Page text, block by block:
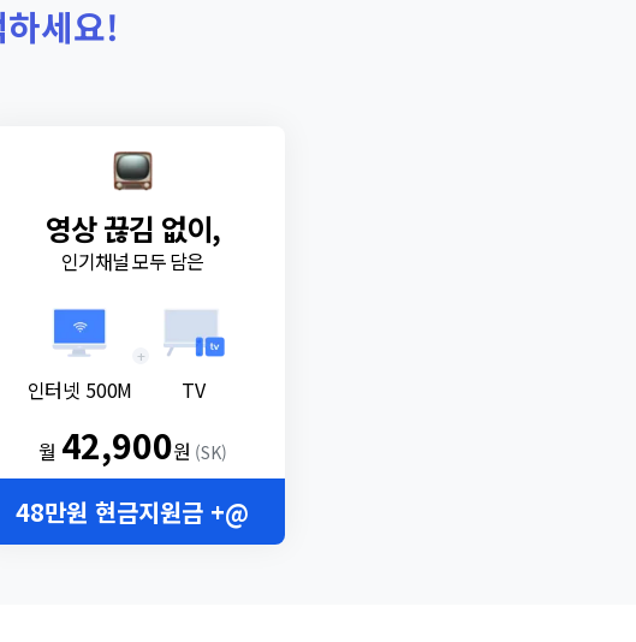
세요!
영상 끊김 없이,
인기채널 모두 담은
인터넷 500M
+
TV
월 42,900원 (SK)
48만원 현금지원금 +@